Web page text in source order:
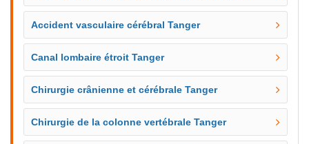
Accident vasculaire cérébral Tanger
Canal lombaire étroit Tanger
Chirurgie crânienne et cérébrale Tanger
Chirurgie de la colonne vertébrale Tanger